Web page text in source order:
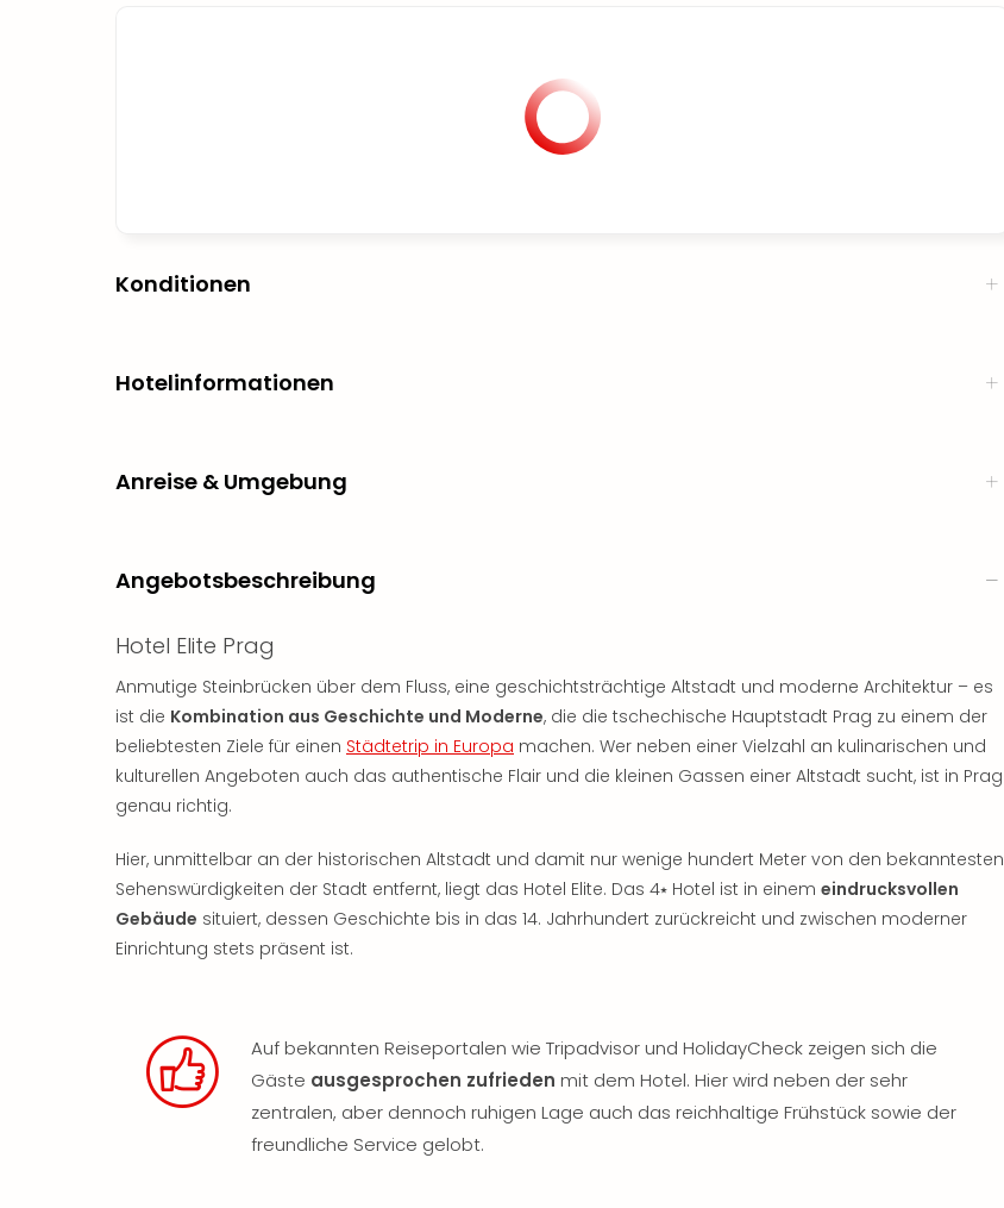
Konditionen
Hotelinformationen
Anreise & Umgebung
Angebotsbeschreibung
Hotel Elite Prag
Anmutige Steinbrücken über dem Fluss, eine geschichtsträchtige Altstadt und moderne Architektur – es
ist die Kombination aus Geschichte und Moderne, die die tschechische Hauptstadt Prag zu einem der
beliebtesten Ziele für einen Städtetrip in Europa machen. Wer neben einer Vielzahl an kulinarischen und
kulturellen Angeboten auch das authentische Flair und die kleinen Gassen einer Altstadt sucht, ist in Prag
genau richtig.
Hier, unmittelbar an der historischen Altstadt und damit nur wenige hundert Meter von den bekanntesten
Sehenswürdigkeiten der Stadt entfernt, liegt das Hotel Elite. Das 4⭑ Hotel ist in einem eindrucksvollen
Gebäude situiert, dessen Geschichte bis in das 14. Jahrhundert zurückreicht und zwischen moderner
Einrichtung stets präsent ist.
Auf bekannten Reiseportalen wie Tripadvisor und HolidayCheck zeigen sich die
Gäste ausgesprochen zufrieden mit dem Hotel. Hier wird neben der sehr
zentralen, aber dennoch ruhigen Lage auch das reichhaltige Frühstück sowie der
freundliche Service gelobt.